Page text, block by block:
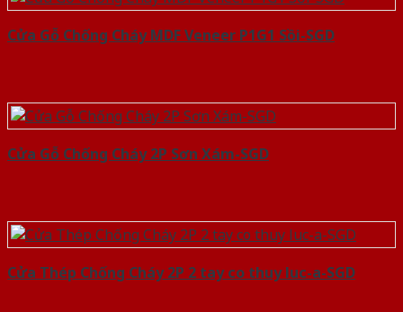
Cửa Gỗ Chống Cháy MDF Veneer P1G1 Sồi-SGD
Cửa Gỗ Chống Cháy 2P Sơn Xám-SGD
Cửa Thép Chống Cháy 2P 2 tay co thuy luc-a-SGD